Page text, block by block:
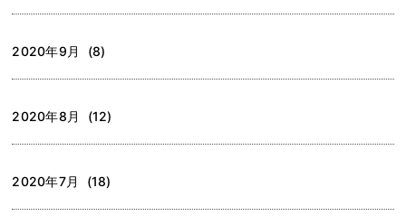
2020年9月 (8)
2020年8月 (12)
2020年7月 (18)